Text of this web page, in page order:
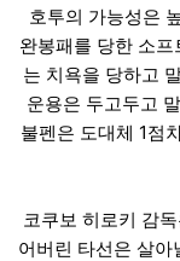
호투의 가능성은
완봉패를 당한 소
는 치욕을 당하고
운용은 두고두고
불펜은 도대체 1점
코쿠보 히로키 감
어버린 타선은 살